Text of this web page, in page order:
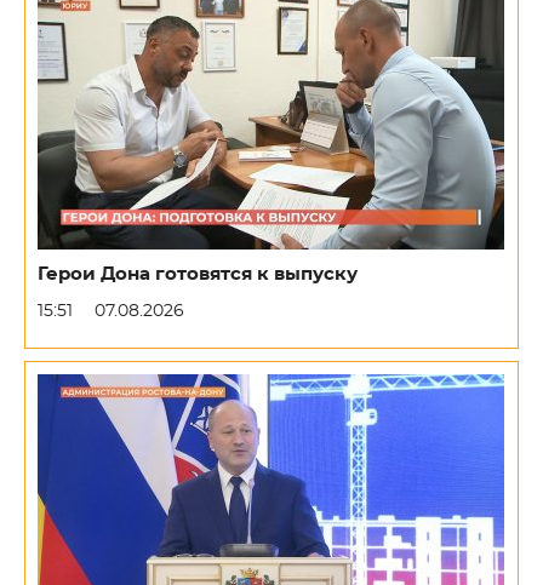
Герои Дона готовятся к выпуску
15:51 07.08.2026